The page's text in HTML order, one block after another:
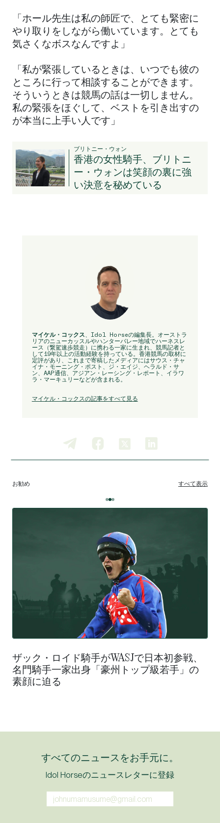
「ホール先生は私の師匠で、とても緊密に
やり取りをしながら働いています。とても
気さくなボスなんですよ」
「私が緊張しているときは、いつでも彼の
ところに行って相談することができます。
そういうときは競馬の話は一切しません。
私の緊張をほぐして、ベストを引き出すの
が本当に上手い人です」
ブリトニー・ウォン
香港の女性騎手、ブリトニ
ー・ウォンは笑顔の裏に強
い決意を秘めている
マイケル・コックス 、Idol Horseの編集長。オーストラ
リアのニューカッスルやハンターバレー地域でハーネスレ
ース（繋駕速歩競走）に携わる一家に生まれ、競馬記者と
して19年以上の活動経験を持っている。香港競馬の取材に
定評があり、これまで寄稿したメディアにはサウス・チャ
イナ・モーニング・ポスト、ジ・エイジ、ヘラルド・サ
ン、AAP通信、アジアン・レーシング・レポート、イラワ
ラ・マーキュリーなどが含まれる。
マイケル・コックスの記事をすべて見る
お勧め すべて表示
ザック・ロイド騎手がWASJで日本初参戦、
名門騎手一家出身「豪州トップ級若手」の
素顔に迫る
すべてのニュースをお手元に。
Idol Horseのニュースレターに登録